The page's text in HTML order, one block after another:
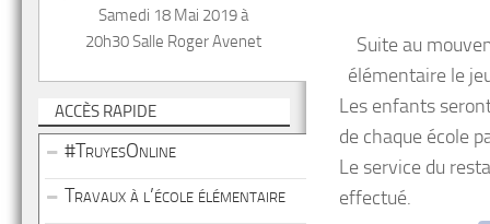
Suite au
élémentaire le
Les enfants
de chaque école
Le service du
effectué.
Samedi 18 Mai 2019 à
20h30 Salle Roger Avenet
ACCÈS RAPIDE
#TruyesOnline
Travaux à l’école élémentaire